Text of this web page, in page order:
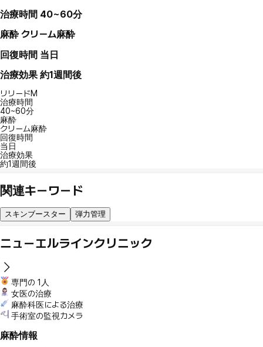
治療時間 40~60分
麻酔 クリーム麻酔
回復時間 当日
治療効果 約1週間後
リリードM
治療時間
40~60分
麻酔
クリーム麻酔
回復時間
当日
治療効果
約1週間後
関連キーワード
スキンブースター 弾力管理
ニューエルラインクリニック
専門の 1人
女医の治療
麻酔科医による治療
手術室の監視カメラ
麻酔情報